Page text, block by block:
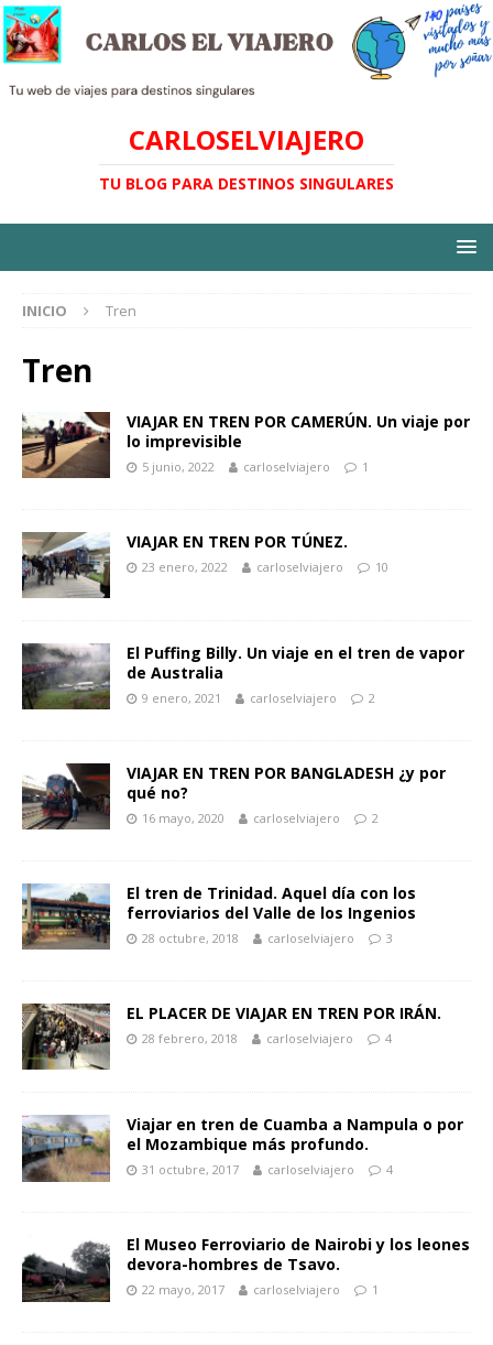
CARLOSELVIAJERO
TU BLOG PARA DESTINOS SINGULARES
INICIO Tren
Tren
VIAJAR EN TREN POR CAMERÚN. Un viaje por
lo imprevisible
5 junio, 2022 carloselviajero 1
VIAJAR EN TREN POR TÚNEZ.
23 enero, 2022 carloselviajero 10
El Puffing Billy. Un viaje en el tren de vapor
de Australia
9 enero, 2021 carloselviajero 2
VIAJAR EN TREN POR BANGLADESH ¿y por
qué no?
16 mayo, 2020 carloselviajero 2
El tren de Trinidad. Aquel día con los
ferroviarios del Valle de los Ingenios
28 octubre, 2018 carloselviajero 3
EL PLACER DE VIAJAR EN TREN POR IRÁN.
28 febrero, 2018 carloselviajero 4
Viajar en tren de Cuamba a Nampula o por
el Mozambique más profundo.
31 octubre, 2017 carloselviajero 4
El Museo Ferroviario de Nairobi y los leones
devora-hombres de Tsavo.
22 mayo, 2017 carloselviajero 1